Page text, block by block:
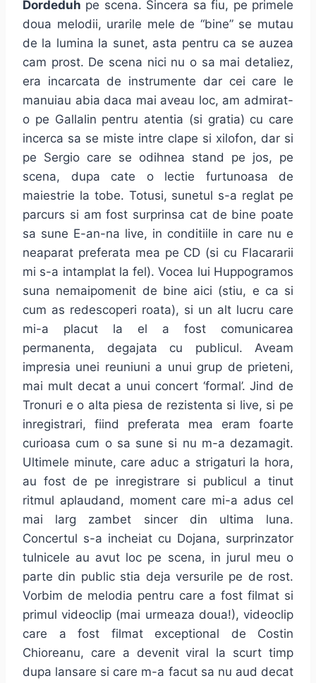
Dordeduh pe scena. Sincera sa fiu, pe primele
doua melodii, urarile mele de “bine” se mutau
de la lumina la sunet, asta pentru ca se auzea
cam prost. De scena nici nu o sa mai detaliez,
era incarcata de instrumente dar cei care le
manuiau abia daca mai aveau loc, am admirat-
o pe Gallalin pentru atentia (si gratia) cu care
incerca sa se miste intre clape si xilofon, dar si
pe Sergio care se odihnea stand pe jos, pe
scena, dupa cate o lectie furtunoasa de
maiestrie la tobe. Totusi, sunetul s-a reglat pe
parcurs si am fost surprinsa cat de bine poate
sa sune E-an-na live, in conditiile in care nu e
neaparat preferata mea pe CD (si cu Flacararii
mi s-a intamplat la fel). Vocea lui Huppogramos
suna nemaipomenit de bine aici (stiu, e ca si
cum as redescoperi roata), si un alt lucru care
mi-a placut la el a fost comunicarea
permanenta, degajata cu publicul. Aveam
impresia unei reuniuni a unui grup de prieteni,
mai mult decat a unui concert ‘formal’. Jind de
Tronuri e o alta piesa de rezistenta si live, si pe
inregistrari, fiind preferata mea eram foarte
curioasa cum o sa sune si nu m-a dezamagit.
Ultimele minute, care aduc a strigaturi la hora,
au fost de pe inregistrare si publicul a tinut
ritmul aplaudand, moment care mi-a adus cel
mai larg zambet sincer din ultima luna.
Concertul s-a incheiat cu Dojana, surprinzator
tulnicele au avut loc pe scena, in jurul meu o
parte din public stia deja versurile pe de rost.
Vorbim de melodia pentru care a fost filmat si
primul videoclip (mai urmeaza doua!), videoclip
care a fost filmat exceptional de Costin
Chioreanu, care a devenit viral la scurt timp
dupa lansare si care m-a facut sa nu aud decat